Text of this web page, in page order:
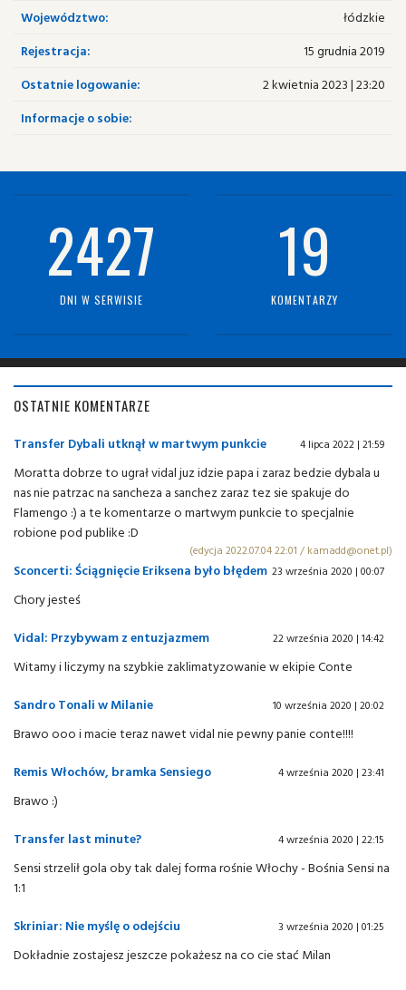
Województwo:
łódzkie
Rejestracja:
15 grudnia 2019
Ostatnie logowanie:
2 kwietnia 2023 | 23:20
Informacje o sobie:
2427
DNI W SERWISIE
19
KOMENTARZY
OSTATNIE KOMENTARZE
Transfer Dybali utknął w martwym punkcie 4 lipca 2022 | 21:59
Moratta dobrze to ugrał vidal juz idzie papa i zaraz bedzie dybala u
nas nie patrzac na sancheza a sanchez zaraz tez sie spakuje do
Flamengo :) a te komentarze o martwym punkcie to specjalnie
robione pod publike :D
(edycja 2022.07.04 22:01 / kamadd@onet.pl)
Sconcerti: Ściągnięcie Eriksena było błędem 23 września 2020 | 00:07
Chory jesteś
Vidal: Przybywam z entuzjazmem
22 września 2020 | 14:42
Witamy i liczymy na szybkie zaklimatyzowanie w ekipie Conte
Sandro Tonali w Milanie
10 września 2020 | 20:02
Brawo ooo i macie teraz nawet vidal nie pewny panie conte!!!!
Remis Włochów, bramka Sensiego
4 września 2020 | 23:41
Brawo :)
Transfer last minute?
4 września 2020 | 22:15
Sensi strzelił gola oby tak dalej forma rośnie Włochy - Bośnia Sensi na
1:1
Skriniar: Nie myślę o odejściu
3 września 2020 | 01:25
Dokładnie zostajesz jeszcze pokażesz na co cie stać Milan